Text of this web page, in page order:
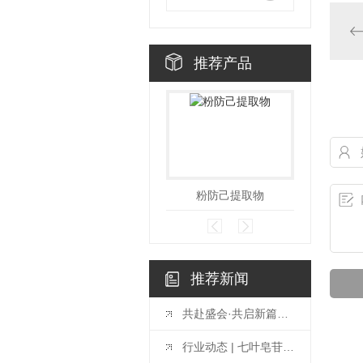
推荐产品
粉防己提取物
推荐新闻
共赴盛会·共启新篇——2026中国（广州）天然植物提取及健康原料产业博览会
行业动态 | 七叶皂苷提取物升级，赋能天然原料应用新价值